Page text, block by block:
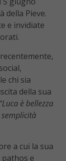
della Pieve.
e invidiate
chi sia
della sua
“Luca è bellezza
a cui la sua
e